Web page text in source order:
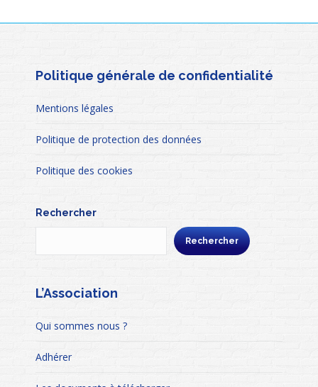
Politique générale de confidentialité
Mentions légales
Politique de protection des données
Politique des cookies
Rechercher
Rechercher
L’Association
Qui sommes nous ?
Adhérer